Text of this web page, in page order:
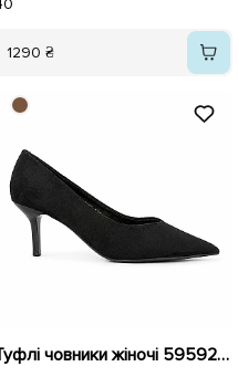
1290 ₴
Туфлі човники жіночі 595921 Чорні